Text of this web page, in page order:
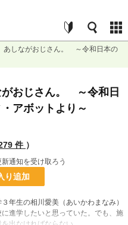
あしながおじさん。 ～令和日本の
がおじさん。 ～令和日
アボットより～
件 ）
通知を受け取ろう
り追加
年生の相川愛美（あいかわまなみ）
進学したいと思っていた。でも、施